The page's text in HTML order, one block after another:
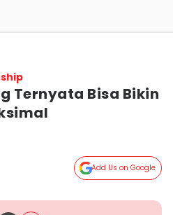
Ternyata Bisa Bikin
Add Us on Google